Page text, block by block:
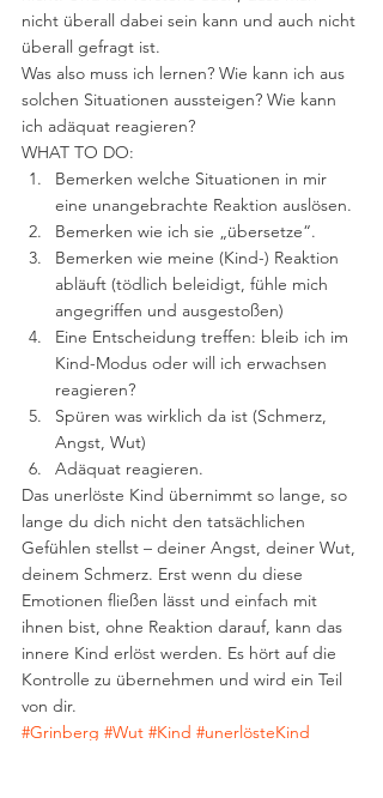
nicht überall dabei sein kann und auch nicht
überall gefragt ist.
Was also muss ich lernen? Wie kann ich aus
solchen Situationen aussteigen? Wie kann
ich adäquat reagieren?
WHAT TO DO:
Bemerken welche Situationen in mir
eine unangebrachte Reaktion auslösen.
Bemerken wie ich sie „übersetze“.
Bemerken wie meine (Kind-) Reaktion
abläuft (tödlich beleidigt, fühle mich
angegriffen und ausgestoßen)
Eine Entscheidung treffen: bleib ich im
Kind-Modus oder will ich erwachsen
reagieren?
Spüren was wirklich da ist (Schmerz,
Angst, Wut)
Adäquat reagieren.
Das unerlöste Kind übernimmt so lange, so
lange du dich nicht den tatsächlichen
Gefühlen stellst – deiner Angst, deiner Wut,
deinem Schmerz. Erst wenn du diese
Emotionen fließen lässt und einfach mit
ihnen bist, ohne Reaktion darauf, kann das
innere Kind erlöst werden. Es hört auf die
Kontrolle zu übernehmen und wird ein Teil
von dir.
#Grinberg #Wut #Kind #unerlösteKind